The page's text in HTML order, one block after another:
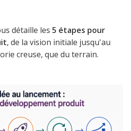
détaille les 5 étapes pour
, de la vision initiale jusqu'au
creuse, que du terrain.